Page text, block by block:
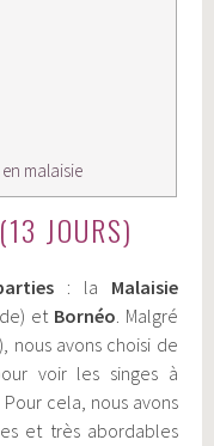
malaisie
JOURS)
: la Malaisie
et Bornéo. Malgré
nous avons choisi de
voir les singes à
cela, nous avons
et très abordables